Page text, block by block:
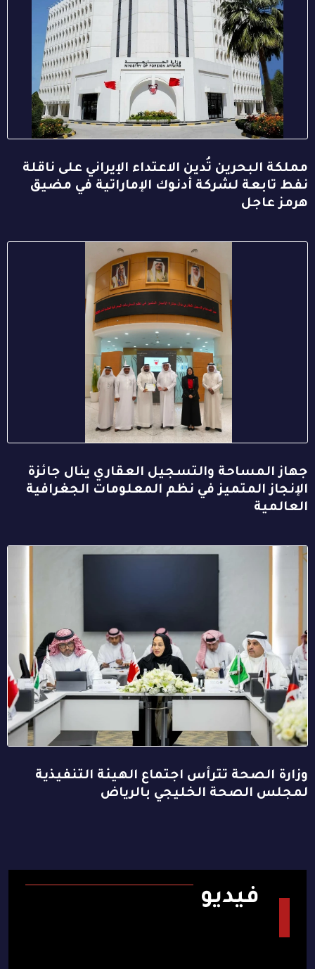
مملكة البحرين تُدين الاعتداء الإيراني على ناقلة
نفط تابعة لشركة أدنوك الإماراتية في مضيق
هرمز عاجل
جهاز المساحة والتسجيل العقاري ينال جائزة
الإنجاز المتميز في نظم المعلومات الجغرافية
العالمية
وزارة الصحة تترأس اجتماع الهيئة التنفيذية
لمجلس الصحة الخليجي بالرياض
فيديو